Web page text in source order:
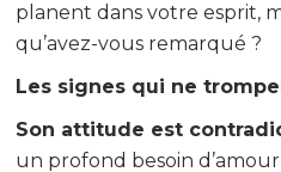
planent dans votre esprit,
qu’avez-vous remarqué ?
Les signes qui ne
Son attitude est
un profond besoin